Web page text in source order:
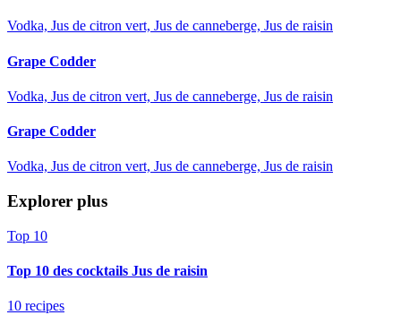
Vodka, Jus de citron vert, Jus de canneberge, Jus de raisin
Grape Codder
Vodka, Jus de citron vert, Jus de canneberge, Jus de raisin
Grape Codder
Vodka, Jus de citron vert, Jus de canneberge, Jus de raisin
Explorer plus
Top 10
Top 10 des cocktails Jus de raisin
10 recipes